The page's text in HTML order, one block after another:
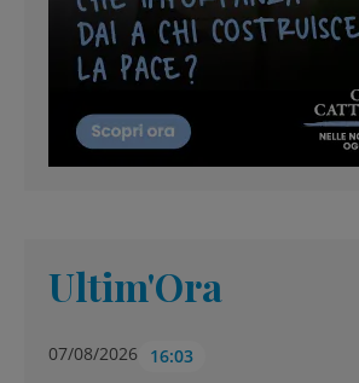
Ultim'Ora
07/08/2026 16:03